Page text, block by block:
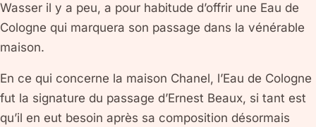
Wasser il y a peu, a pour habitude d’offrir une Eau de
Cologne qui marquera son passage dans la vénérable
maison.
En ce qui concerne la maison Chanel, l’Eau de Cologne
fut la signature du passage d’Ernest Beaux, si tant est
qu’il en eut besoin après sa composition désormais